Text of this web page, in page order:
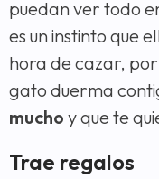
puedan ver todo
es un instinto que
hora de cazar, por
gato duerma
mucho y que te
Trae regalos